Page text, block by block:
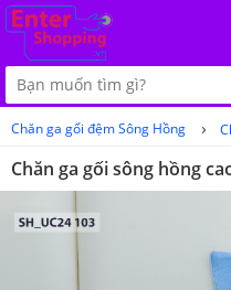
Chăn ga gối đệm Sông Hồng ›
Chăn ga gối sông hồng